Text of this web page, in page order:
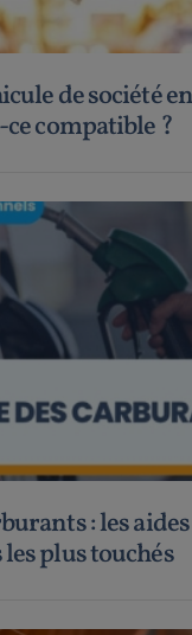
de société
compatible ?
: les
plus touchés